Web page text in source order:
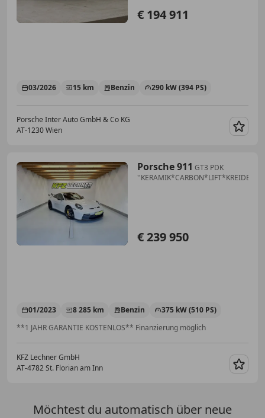
€ 194 911
03/2026 15 km Benzin 290 kW (394 PS)
Porsche Inter Auto GmbH & Co KG
AT-1230 Wien
Porsche 911 GT3 PDK
''KERAMIK*CARBON*LIFT*KREIDE''
€ 239 950
01/2023 8 285 km Benzin
375 kW (510 PS)
**1 JAHR GARANTIE KOSTENLOS** Finanzierung möglich
KFZ Lechner GmbH
AT-4782 St. Florian am Inn
Möchtest du automatisch über neue